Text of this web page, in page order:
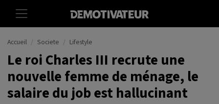
Accueil Societe Lifestyle
Le roi Charles III recrute une
nouvelle femme de ménage, le
salaire du job est hallucinant